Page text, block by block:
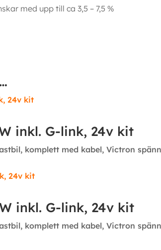
med upp till ca 3,5 – 7,5 %
inkl. G-link, 24v kit
komplett med kabel, Victron
inkl. G-link, 24v kit
komplett med kabel, Victron